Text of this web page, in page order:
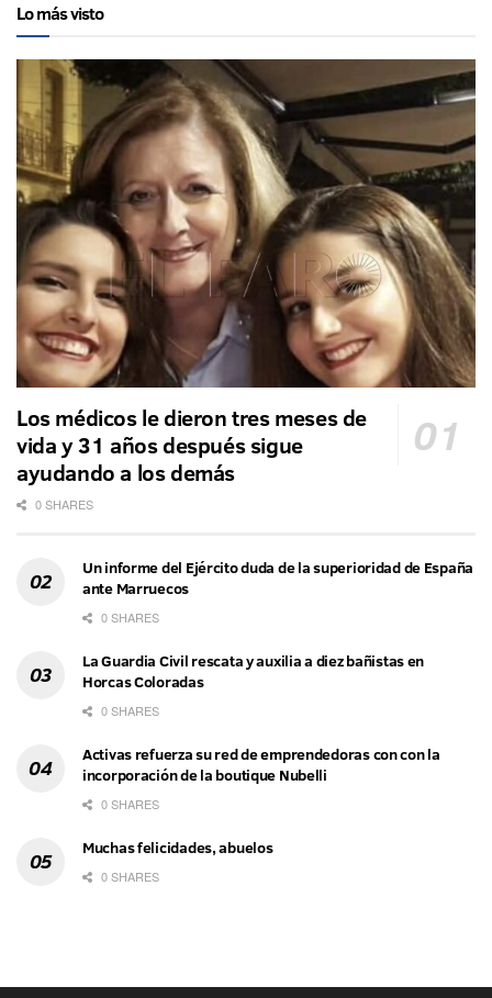
Lo más visto
Los médicos le dieron tres meses de
vida y 31 años después sigue
ayudando a los demás
0 SHARES
Un informe del Ejército duda de la superioridad de España
ante Marruecos
0 SHARES
La Guardia Civil rescata y auxilia a diez bañistas en
Horcas Coloradas
0 SHARES
Activas refuerza su red de emprendedoras con con la
incorporación de la boutique Nubelli
0 SHARES
Muchas felicidades, abuelos
0 SHARES